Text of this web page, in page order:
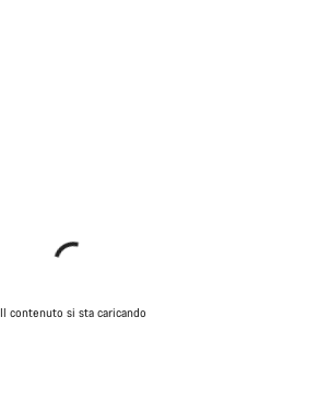
Il contenuto si sta caricando